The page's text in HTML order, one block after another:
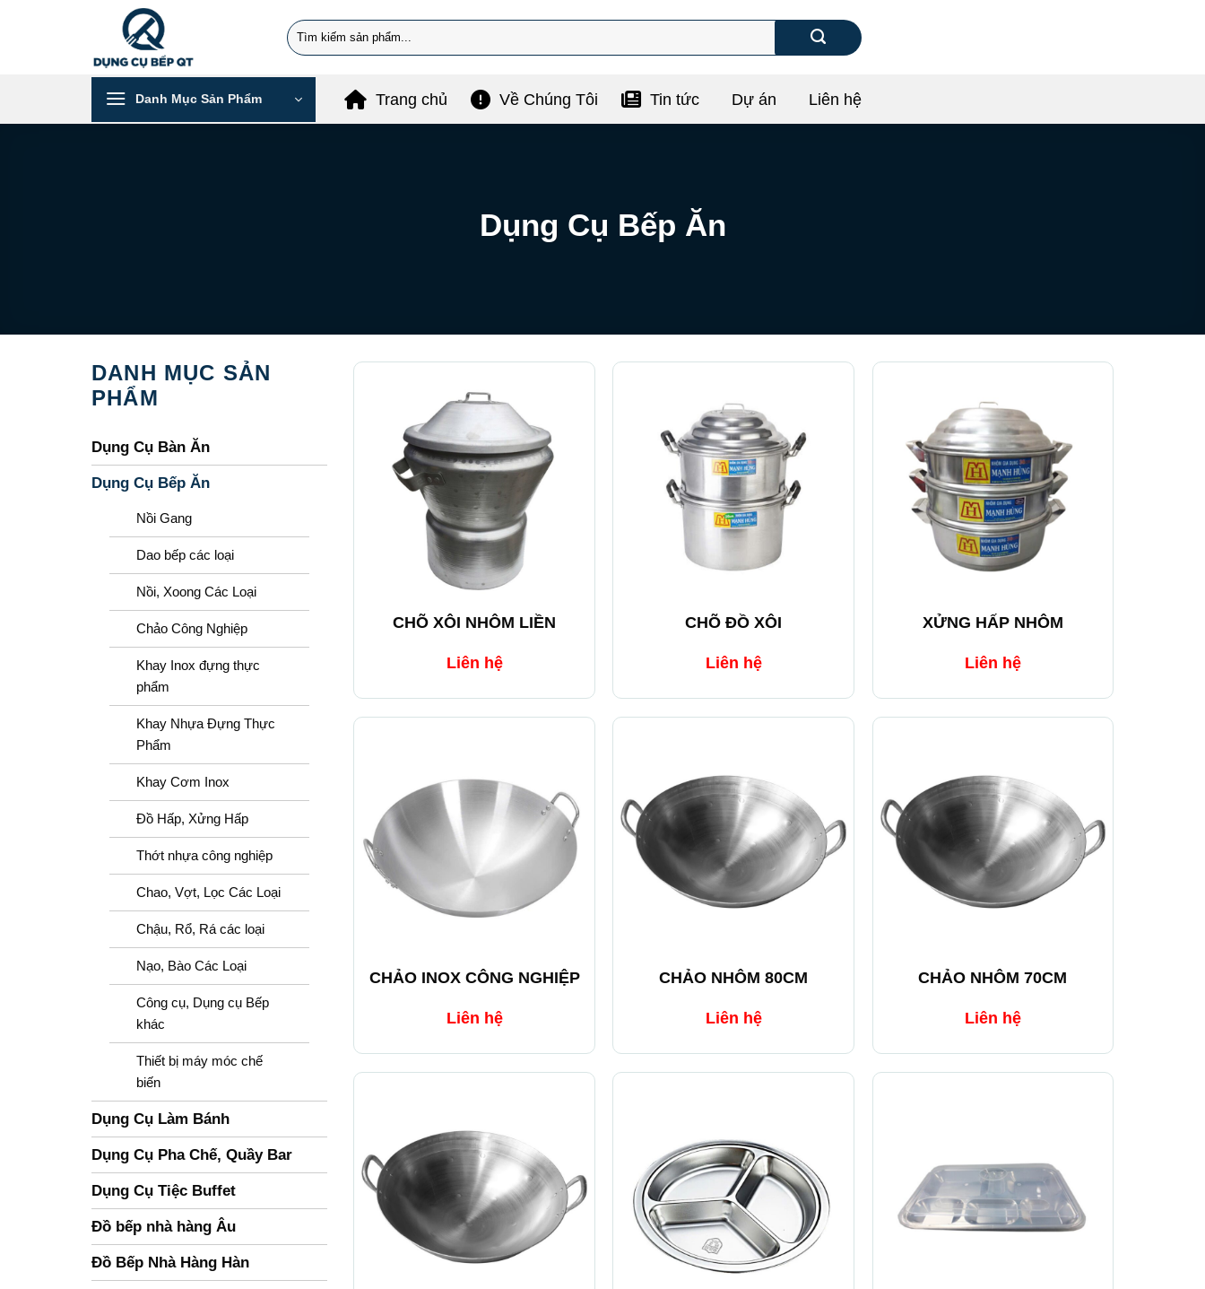
Search
for:
Danh Mục Sản Phẩm Trang chủ Về Chúng Tôi Tin tức Dự án Liên hệ
Dụng Cụ Bếp Ăn
DANH MỤC SẢN
PHẨM
Dụng Cụ Bàn Ăn
Dụng Cụ Bếp Ăn
Nồi Gang
Dao bếp các loại
Nồi, Xoong Các Loại
Chảo Công Nghiệp
Khay Inox đựng thực
phẩm
Khay Nhựa Đựng Thực
Phẩm
Khay Cơm Inox
Đồ Hấp, Xửng Hấp
Thớt nhựa công nghiệp
Chao, Vợt, Lọc Các Loại
Chậu, Rổ, Rá các loại
Nạo, Bào Các Loại
Công cụ, Dụng cụ Bếp
khác
Thiết bị máy móc chế
biến
Dụng Cụ Làm Bánh
Dụng Cụ Pha Chế, Quầy Bar
Dụng Cụ Tiệc Buffet
Đồ bếp nhà hàng Âu
Đồ Bếp Nhà Hàng Hàn
CHÕ XÔI NHÔM LIỀN
Liên hệ
CHÕ ĐỒ XÔI
Liên hệ
XỬNG HẤP NHÔM
Liên hệ
CHẢO INOX CÔNG NGHIỆP
Liên hệ
CHẢO NHÔM 80CM
Liên hệ
CHẢO NHÔM 70CM
Liên hệ